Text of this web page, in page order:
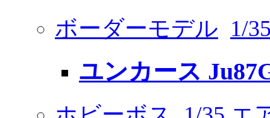
ボーダーモデル 1/
ユンカース